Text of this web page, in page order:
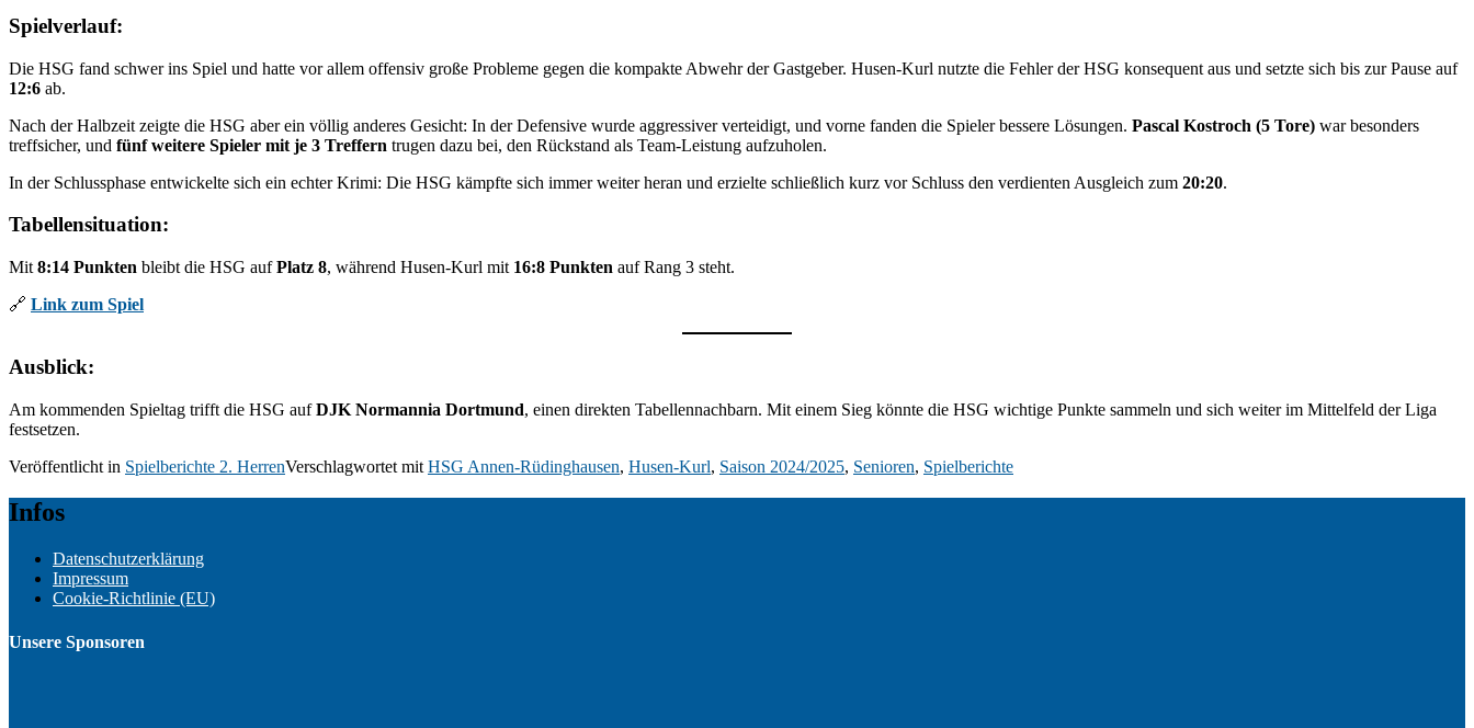
Spielverlauf:
Die HSG fand schwer ins Spiel und hatte vor allem offensiv große Probleme gegen die kompakte Abwehr der Gastgeber. Husen-Kurl nutzte die Fehler der HSG konsequent aus und setzte sich bis zur Pause auf
12:6 ab.
Nach der Halbzeit zeigte die HSG aber ein völlig anderes Gesicht: In der Defensive wurde aggressiver verteidigt, und vorne fanden die Spieler bessere Lösungen. Pascal Kostroch (5 Tore) war besonders
treffsicher, und fünf weitere Spieler mit je 3 Treffern trugen dazu bei, den Rückstand als Team-Leistung aufzuholen.
In der Schlussphase entwickelte sich ein echter Krimi: Die HSG kämpfte sich immer weiter heran und erzielte schließlich kurz vor Schluss den verdienten Ausgleich zum 20:20.
Tabellensituation:
Mit 8:14 Punkten bleibt die HSG aufPlatz 8, während Husen-Kurl mit 16:8 Punkten auf Rang 3 steht.
🔗 Link zum Spiel
Ausblick:
Am kommenden Spieltag trifft die HSG aufDJK Normannia Dortmund, einen direkten Tabellennachbarn. Mit einem Sieg könnte die HSG wichtige Punkte sammeln und sich weiter im Mittelfeld der Liga
festsetzen.
Veröffentlicht in Spielberichte 2. HerrenVerschlagwortet mit HSG Annen-Rüdinghausen, Husen-Kurl, Saison 2024/2025, Senioren, Spielberichte
Infos
Datenschutzerklärung
Impressum
Cookie-Richtlinie (EU)
Unsere Sponsoren